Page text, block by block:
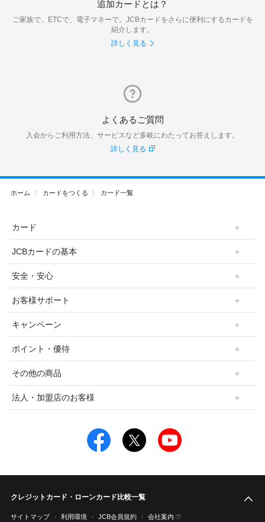
追加カードとは？
ご家族で、ETCで、電子マネーで。JCBカードをさらに便利にするカードを
紹介します。
詳しく見る
よくあるご質問
入会からご利用方法、サービスなど多岐にわたってお答えします。
詳しく見る
ホーム カードをつくる カード一覧
カード
JCBカードの基本
安全・安心
お客様サポート
キャンペーン
ポイント・優待
その他の商品
法人・加盟店のお客様
クレジットカード・ローンカード比較一覧
サイトマップ 利用環境 JCB会員規約 会社案内